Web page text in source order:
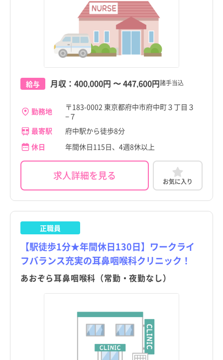
給与 月収： 400,000円 〜447,600円諸手当込
勤務地
〒183-0002 東京都府中市府中町３丁目３
−７
最寄駅
府中駅から徒歩8分
休日
年間休日115日、4週8休以上
求人詳細を見る お気に入り
正職員
【駅徒歩1分★年間休日130日】ワークライ
フバランス充実の耳鼻咽喉科クリニック！
あおぞら耳鼻咽喉科（常勤・夜勤なし）